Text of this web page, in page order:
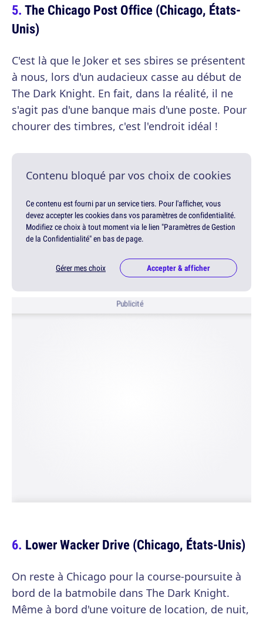
The Chicago Post Office (Chicago, États-
Unis)
C'est là que le Joker et ses sbires se présentent
à nous, lors d'un audacieux casse au début de
The Dark Knight. En fait, dans la réalité, il ne
s'agit pas d'une banque mais d'une poste. Pour
chourer des timbres, c'est l'endroit idéal !
Contenu bloqué par vos choix de cookies
Ce contenu est fourni par un service tiers. Pour l'afficher, vous
devez accepter les cookies dans vos paramètres de confidentialité.
Modifiez ce choix à tout moment via le lien "Paramètres de Gestion
de la Confidentialité" en bas de page.
Gérer mes choix Accepter & afficher
Publicité
Lower Wacker Drive (Chicago, États-Unis)
On reste à Chicago pour la course-poursuite à
bord de la batmobile dans The Dark Knight.
Même à bord d'une voiture de location, de nuit,